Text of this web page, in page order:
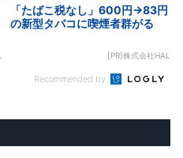
「たばこ税なし」600円→83円
の新型タバコに喫煙者群がる
[PR]株式会社HAL
Recommended by